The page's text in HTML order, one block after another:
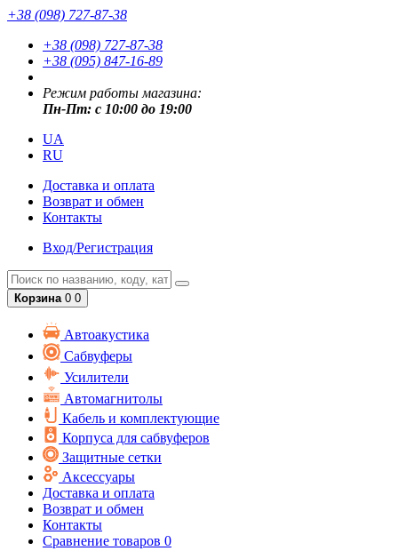
+38 (098) 727-87-38
+38 (098) 727-87-38
+38 (095) 847-16-89
Режим работы магазина:
Пн-Пт: с 10:00 до 19:00
UA
RU
Доставка и оплата
Возврат и обмен
Контакты
Вход/Регистрация
Корзина 0 0
Автоакустика
Сабвуферы
Усилители
Автомагнитолы
Кабель и комплектующие
Корпуса для сабвуферов
Защитные сетки
Аксессуары
Доставка и оплата
Возврат и обмен
Контакты
Сравнение товаров 0